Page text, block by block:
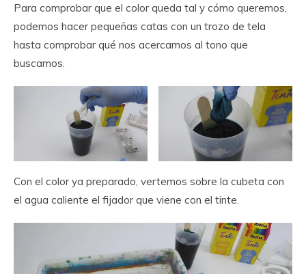
Para comprobar que el color queda tal y cómo queremos,
podemos hacer pequeñas catas con un trozo de tela
hasta comprobar qué nos acercamos al tono que
buscamos.
Con el color ya preparado, vertemos sobre la cubeta con
el agua caliente el fijador que viene con el tinte.